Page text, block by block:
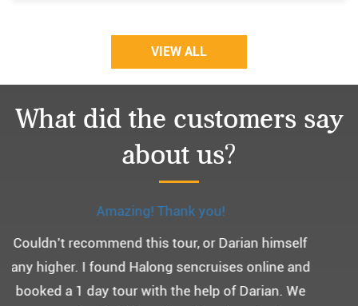
VIEW ALL
What did the customers say
about us?
Monchery cruis, 즐거웠던 어머니 환갑여행~
어머니 환갑여행을 기념하여 하롱베이, 몽쉐리 크
루즈 여행을 다녀왔어요. ^^
부모님을 모시고 가는 여행인만큼 비교적 선선한 2